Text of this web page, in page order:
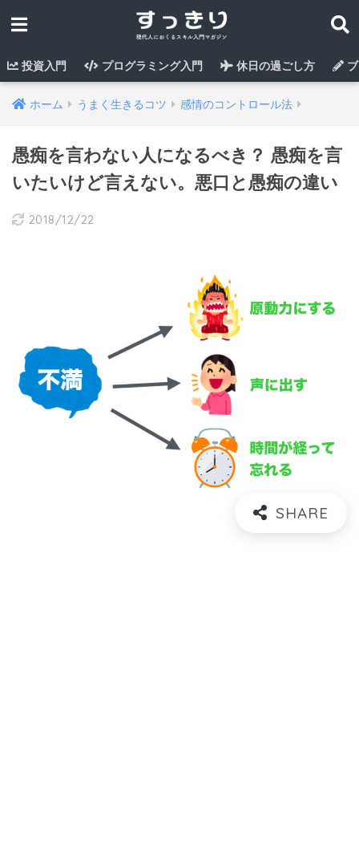
投資入門 プログラミング入門 休日の過ごし方
ホーム うまく生きるコツ 感情のコントロール法
愚痴を言わない人になるべき？ 愚痴を言
いたいけど言えない。悪口と愚痴の違い
2018/12/22